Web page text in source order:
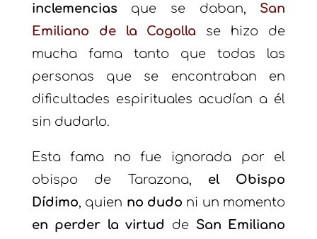
inclemencias que se daban, San
Emiliano de la Cogolla se hizo de
mucha fama tanto que todas las
personas que se encontraban en
dificultades espirituales acudían a él
sin dudarlo.
Esta fama no fue ignorada por el
obispo de Tarazona, el Obispo
Dídimo, quien no dudo ni un momento
en perder la virtud
de San Emiliano